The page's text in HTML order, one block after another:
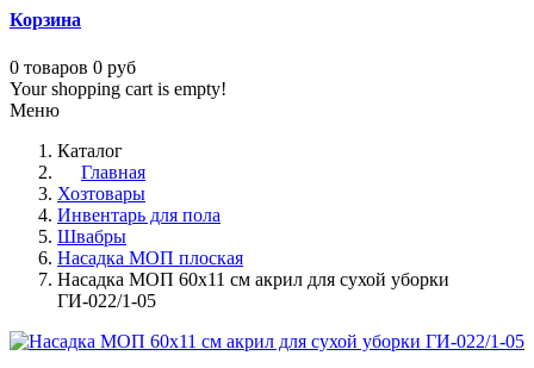
Корзина
0 товаров 0 руб
Your shopping cart is empty!
Меню
Каталог
Главная
Хозтовары
Инвентарь для пола
Швабры
Насадка МОП плоская
Насадка МОП 60х11 см акрил для сухой уборки
ГИ-022/1-05